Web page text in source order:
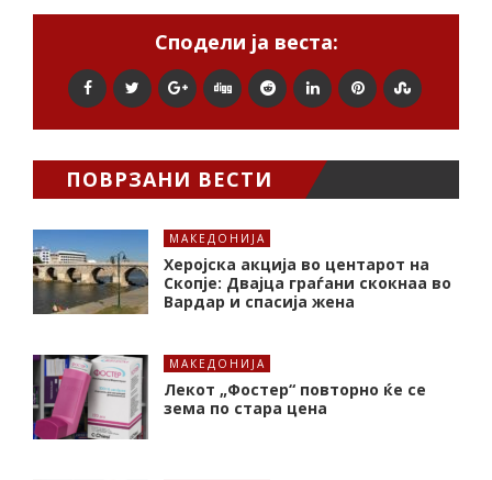
Сподели ја веста:
ПОВРЗАНИ ВЕСТИ
МАКЕДОНИЈА
Херојска акција во центарот на
Скопје: Двајца граѓани скокнаа во
Вардар и спасија жена
МАКЕДОНИЈА
Лекот „Фостер“ повторно ќе се
зема по стара цена